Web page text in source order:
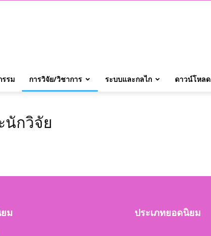
รรม การวิจัย/วิชาการ ระบบและกลไก ดาวน์โหลด
นักวิจัย
ม ประเภทยอดนิยม